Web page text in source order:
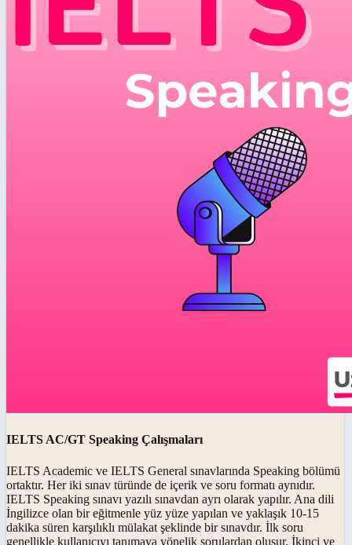
IELTS AC/GT Speaking Çalışmaları
IELTS Academic ve IELTS General sınavlarında Speaking bölümü
ortaktır. Her iki sınav türünde de içerik ve soru formatı aynıdır.
IELTS Speaking sınavı yazılı sınavdan ayrı olarak yapılır. Ana dili
İngilizce olan bir eğitmenle yüz yüze yapılan ve yaklaşık 10-15
dakika süren karşılıklı mülakat şeklinde bir sınavdır. İlk soru
genellikle kullanıcıyı tanımaya yönelik sorulardan oluşur. İkinci ve